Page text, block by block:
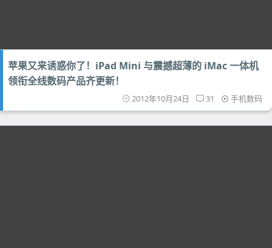
苹果又来诱惑你了！iPad Mini 与震撼超薄的 iMac 一体机
领衔全线数码产品齐更新！
2012年10月24日 31 手机数码